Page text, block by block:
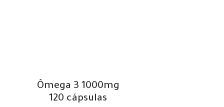
Ômega 3 1000mg
120 cápsulas